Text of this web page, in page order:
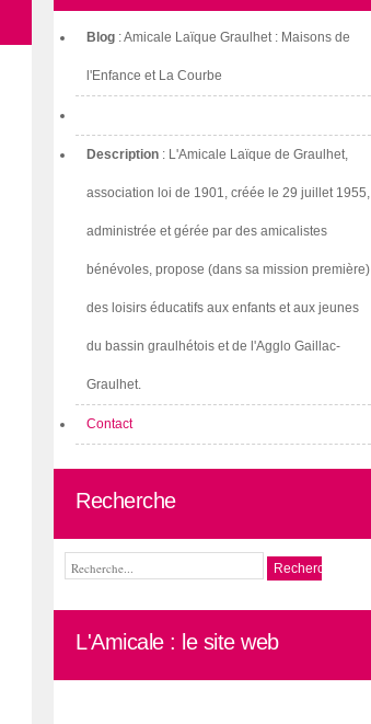
Blog : Amicale Laïque Graulhet : Maisons de
l'Enfance et La Courbe
Description : L'Amicale Laïque de Graulhet,
association loi de 1901, créée le 29 juillet 1955,
administrée et gérée par des amicalistes
bénévoles, propose (dans sa mission première)
des loisirs éducatifs aux enfants et aux jeunes
du bassin graulhétois et de l'Agglo Gaillac-
Graulhet.
Contact
Recherche
L'Amicale : le site web